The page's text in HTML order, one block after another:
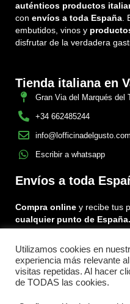
auténticos productos
con envíos a toda España
embutidos, vinos y
disfrutar de la verdadera
Tienda italiana en
Gran Via del Marqués del
+34 662485244
info@lofficinadelgusto.com
Escribir a whatsapp
Envíos a toda
Compra online y recibe tus
cualquier punto de España.
Encuéntranos en:
Utilizamos cookies en
experiencia más relevante
visitas repetidas. Al hacer
de TODAS las cookies.